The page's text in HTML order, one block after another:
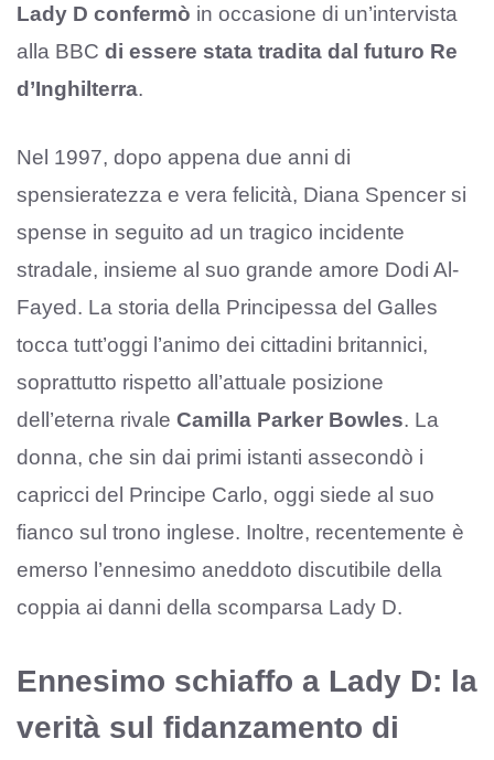
Lady D confermò in occasione di un’intervista
alla BBC di essere stata tradita dal futuro Re
d’Inghilterra.
Nel 1997, dopo appena due anni di
spensieratezza e vera felicità, Diana Spencer si
spense in seguito ad un tragico incidente
stradale, insieme al suo grande amore Dodi Al-
Fayed. La storia della Principessa del Galles
tocca tutt’oggi l’animo dei cittadini britannici,
soprattutto rispetto all’attuale posizione
dell’eterna rivale Camilla Parker Bowles. La
donna, che sin dai primi istanti assecondò i
capricci del Principe Carlo, oggi siede al suo
fianco sul trono inglese. Inoltre, recentemente è
emerso l’ennesimo aneddoto discutibile della
coppia ai danni della scomparsa Lady D.
Ennesimo schiaffo a Lady D: la
verità sul fidanzamento di